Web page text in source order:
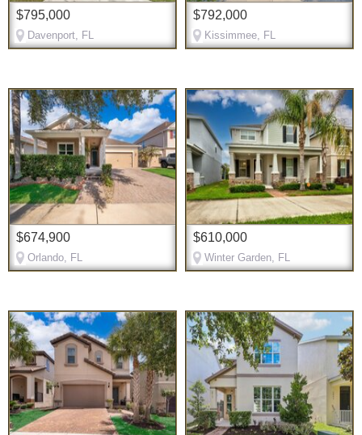
$795,000
Davenport, FL
$792,000
Kissimmee, FL
$674,900
Orlando, FL
$610,000
Winter Garden, FL